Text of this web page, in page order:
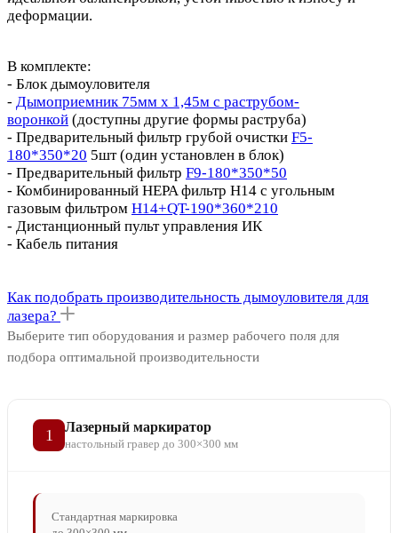
деформации.
В комплекте:
- Блок дымоуловителя
- Дымоприемник 75мм x 1,45м c раструбом-
воронкой (доступны другие формы раструба)
- Предварительный фильтр грубой очистки F5-
180*350*20 5шт (один установлен в блок)
- Предварительный фильтр F9-180*350*50
- Комбинированный HEPA фильтр H14 с угольным
газовым фильтром H14+QT-190*360*210
- Дистанционный пульт управления ИК
- Кабель питания
Как подобрать производительность дымоуловителя для
лазера?
Выберите тип оборудования и размер рабочего поля для
подбора оптимальной производительности
1 Лазерный маркиратор
настольный гравер до 300×300 мм
Стандартная маркировка